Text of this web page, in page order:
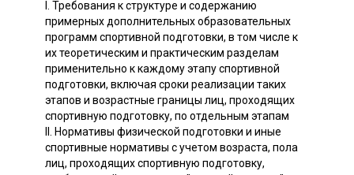
I. Требования к структуре и содержанию
примерных дополнительных образовательных
программ спортивной подготовки, в том числе к
их теоретическим и практическим разделам
применительно к каждому этапу спортивной
подготовки, включая сроки реализации таких
этапов и возрастные границы лиц, проходящих
спортивную подготовку, по отдельным этапам
II. Нормативы физической подготовки и иные
спортивные нормативы с учетом возраста, пола
лиц, проходящих спортивную подготовку,